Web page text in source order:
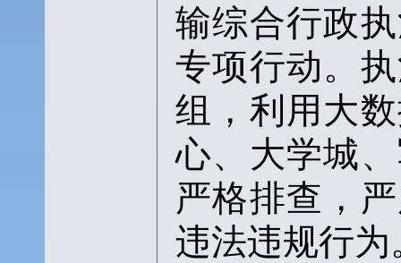
输综合行政
专项行动。
组，利用大
心、大学城
严格排查，
违法违规行为